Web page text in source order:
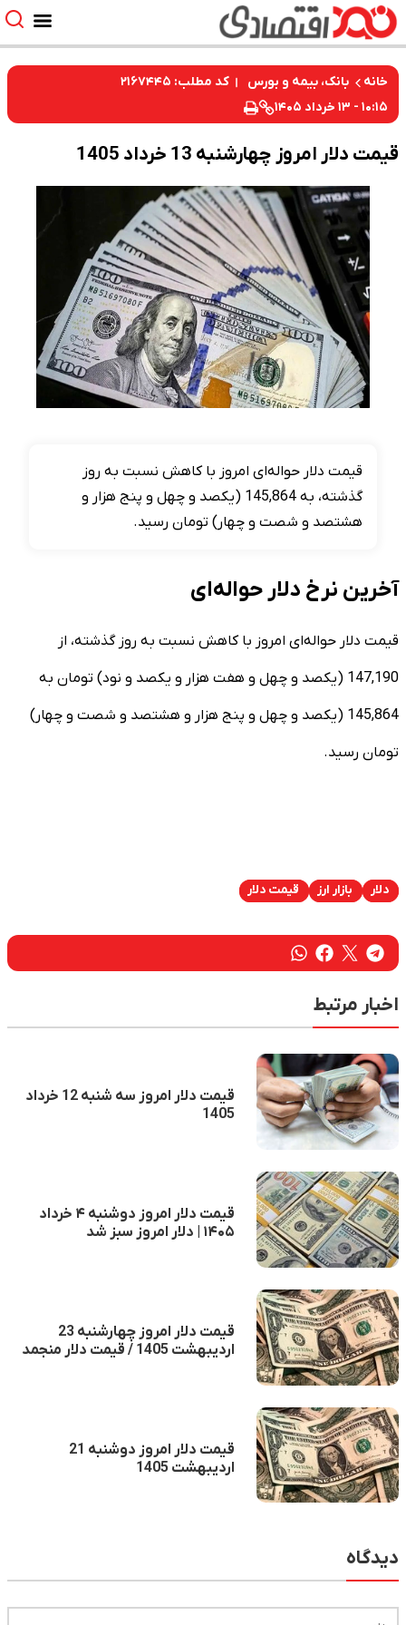
خانه بانک، بیمه و بورس
کد مطلب: ۲۱۶۷۴۴۵
۱۰:۱۵ - ۱۳ خرداد ۱۴۰۵
قیمت دلار امروز چهارشنبه 13 خرداد 1405
قیمت دلار حواله‌ای امروز با کاهش نسبت به روز
گذشته، به 145,864 (یکصد و چهل و پنج هزار و
هشتصد و شصت و چهار) تومان رسید.
آخرین نرخ دلار حواله‌ای
قیمت دلار حواله‌ای امروز با کاهش نسبت به روز گذشته، از
147,190 (یکصد و چهل و هفت هزار و یکصد و نود) تومان به
145,864 (یکصد و چهل و پنج هزار و هشتصد و شصت و چهار)
تومان رسید.
دلار بازار ارز قیمت دلار
اخبار مرتبط
قیمت دلار امروز سه شنبه 12 خرداد
1405
قیمت دلار امروز دوشنبه ۴ خرداد
۱۴۰۵ | دلار امروز سبز شد
قیمت دلار امروز چهارشنبه 23
اردیبهشت 1405 / قیمت دلار منجمد
قیمت دلار امروز دوشنبه 21
اردیبهشت 1405
دیدگاه